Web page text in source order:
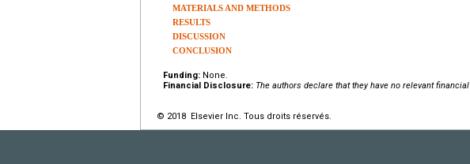
MATERIALS AND METHODS
RESULTS
DISCUSSION
CONCLUSION
Funding: None.
Financial Disclosure: The authors declare that they have no relevant
© 2018 Elsevier Inc. Tous droits réservés.